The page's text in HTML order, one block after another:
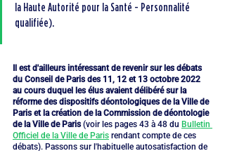
la Haute Autorité pour la Santé - Personnalité
qualifiée).
Il est d'ailleurs intéressant de revenir sur les débats
du Conseil de Paris des 11, 12 et 13 octobre 2022
au cours duquel les élus avaient délibéré sur la
réforme des dispositifs déontologiques de la Ville de
Paris et la création de la Commission de déontologie
de la Ville de Paris (voir les pages 43 à 48 du Bulletin
Officiel de la Ville de Paris rendant compte de ces
débats). Passons sur l'habituelle autosatisfaction de